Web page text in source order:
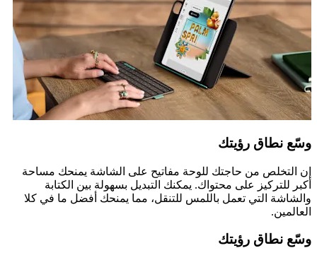
وسّع نطاق رؤيتك
إن التخلص من حاجتك للوحة مفاتيح على الشاشة يمنحك مساحة
أكبر للتركيز على محتواك. يمكنك التبديل بسهولة بين الكتابة
والشاشة التي تعمل باللمس للتنقل، مما يمنحك أفضل ما في كلا
العالمين.
وسّع نطاق رؤيتك